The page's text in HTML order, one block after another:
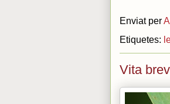
Enviat per
Etiquetes:
Vita